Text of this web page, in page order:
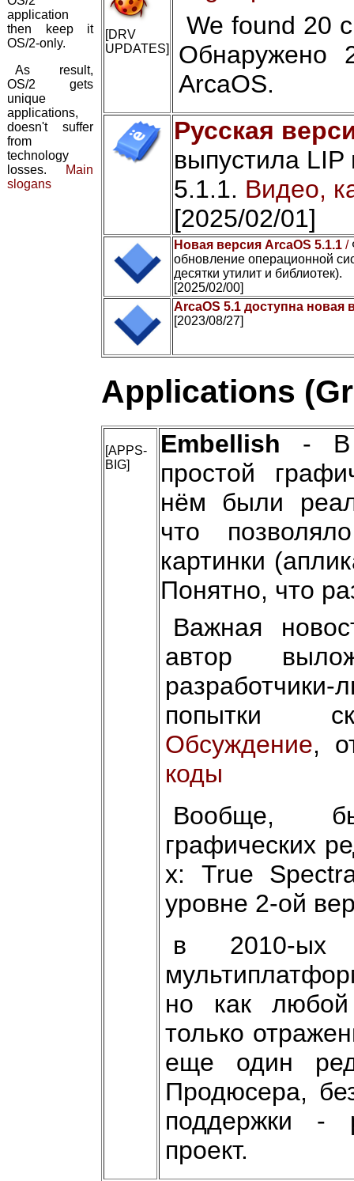
application
then keep it
OS/2-only.
As result,
OS/2 gets
unique
applications,
doesn't suffer
from
technology
losses.
Main
slogans
[DRV
UPDATES]
We found 20
Обнаружено
ArcaOS.
Русская
выпустила
5.1.1. Видео,
[2025/02/01]
Новая версия ArcaOS 5.1.1 /
обновление операционной
десятки утилит и библиотек).
[2025/02/00]
ArcaOS 5.1 доступна новая
[2023/08/27]
Applications
[APPS-
BIG]
Embellish - В
простой
нём были
что
картинки
Понятно, что
Важная
автор
попытки
Обсуждение,
коды
Вообще,
графических
х: True
уровне 2-ой
в 2010-ых
но как любой
только
еще один
Продюсера,
поддержки -
проект.